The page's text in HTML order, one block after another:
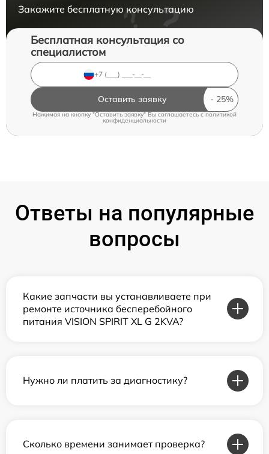
Закажите бесплатную консультацию
Бесплатная консультация со
специалистом
Оставить заявку
Нажимая на кнопку "Оставить заявку" Вы соглашаетесь cполитикой
конфиденциальности
Ответы на популярные
вопросы
Какие запчасти вы устанавливаете при
ремонте источника бесперебойного
питания VISION SPIRIT XL G 2KVA?
Нужно ли платить за диагностику?
Сколько времени занимает проверка?